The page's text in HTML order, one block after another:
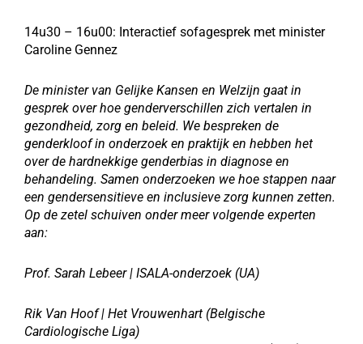
14u30 – 16u00: Interactief sofagesprek met minister
Caroline Gennez
De minister van Gelijke Kansen en Welzijn gaat in
gesprek over hoe genderverschillen zich vertalen in
gezondheid, zorg en beleid. We bespreken de
genderkloof in onderzoek en praktijk en hebben het
over de hardnekkige genderbias in diagnose en
behandeling. Samen onderzoeken we hoe stappen naar
een gendersensitieve en inclusieve zorg kunnen zetten.
Op de zetel schuiven onder meer volgende experten
aan:
Prof. Sarah Lebeer | ISALA-onderzoek (UA)
Rik Van Hoof | Het Vrouwenhart (Belgische
Cardiologische Liga)